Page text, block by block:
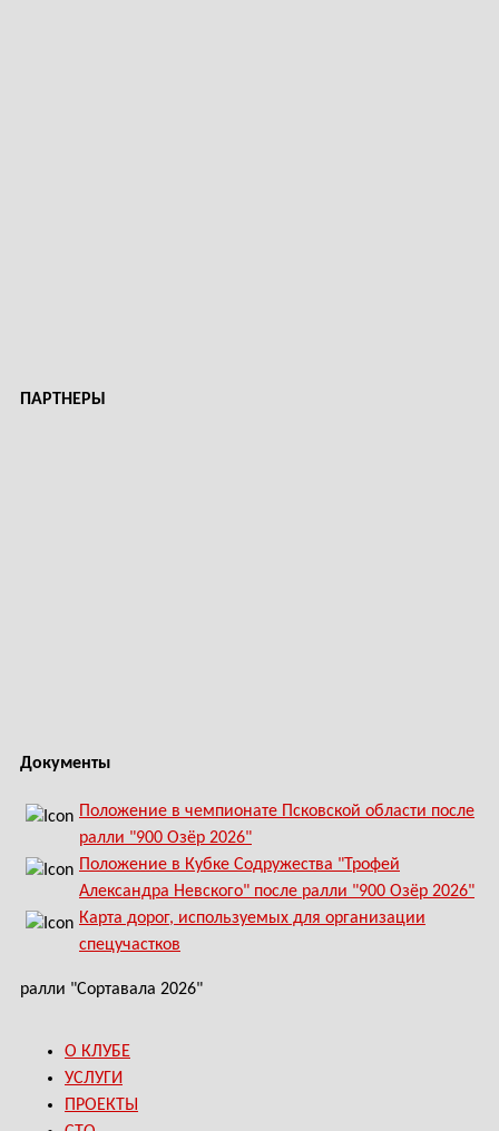
ПАРТНЕРЫ
Документы
Положение в чемпионате Псковской области после
ралли "900 Озёр 2026"
Положение в Кубке Содружества "Трофей
Александра Невского" после ралли "900 Озёр 2026"
Карта дорог, используемых для организации
спецучастков
ралли "Сортавала 2026"
О КЛУБЕ
УСЛУГИ
ПРОЕКТЫ